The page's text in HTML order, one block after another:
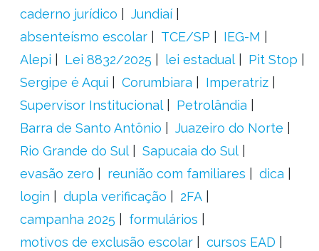
caderno jurídico
Jundiaí
absenteísmo escolar
TCE/SP
IEG-M
Alepi
Lei 8832/2025 lei estadual
Pit Stop
Sergipe é Aqui
Corumbiara
Imperatriz
Supervisor Institucional
Petrolândia
Barra de Santo Antônio
Juazeiro do Norte
Rio Grande do Sul
Sapucaia do Sul
evasão zero
reunião com familiares
dica
login
dupla verificação
2FA
campanha 2025
formulários
motivos de exclusão escolar
cursos EAD